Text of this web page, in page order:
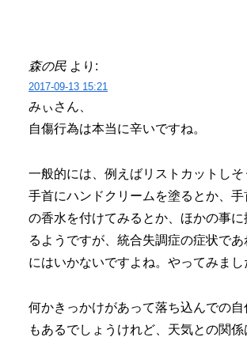
森の民 より:
2017-09-13 15:21
みぃさん、
自傷行為は本当に辛いですね。
一般的には、例えばリストカットしそ
手首にハンドクリームを塗るとか、手
の香水を付けてみるとか、ほかの事
るようですが、統合失調症の症状で
にはいかないですよね。やってみまし
何かきっかけがあって落ち込んでの
もあるでしょうけれど、天気との関係